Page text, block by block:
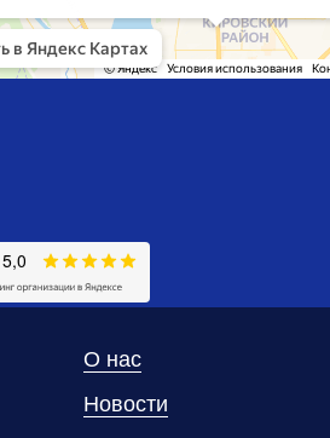
О нас
Новости